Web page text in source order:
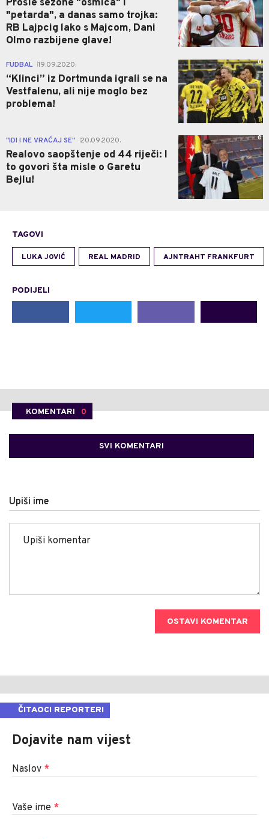
Prošle sezone "osmica" i
"petarda", a danas samo trojka:
RB Lajpcig lako s Majcom, Dani
Olmo razbijene glave!
FUDBAL 19.09.2020.
“Klinci” iz Dortmunda igrali se na
Vestfalenu, ali nije moglo bez
problema!
0
"IDI I NE VRAĆAJ SE" 20.09.2020.
Realovo saopštenje od 44 riječi: I
to govori šta misle o Garetu
Bejlu!
0
TAGOVI
LUKA JOVIĆ REAL MADRID AJNTRAHT FRANKFURT
PODIJELI
KOMENTARI 0
SVI KOMENTARI
Upiši ime
OSTAVI KOMENTAR
ČITAOCI REPORTERI
Dojavite nam vijest
Naslov *
Vaše ime *